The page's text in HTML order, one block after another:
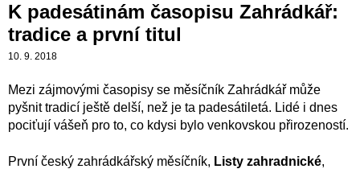
K padesátinám časopisu Zahrádkář:
tradice a první titul
10. 9. 2018
Mezi zájmovými časopisy se měsíčník Zahrádkář může
pyšnit tradicí ještě delší, než je ta padesátiletá. Lidé i dnes
pociťují vášeň pro to, co kdysi bylo venkovskou přirozeností.
První český zahrádkářský měsíčník, Listy zahradnické,